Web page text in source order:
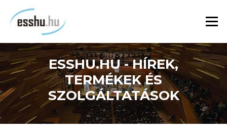
tartalomra
Menü
ESSHU.HU - HÍREK,
TERMÉKEK ÉS
SZOLGÁLTATÁSOK